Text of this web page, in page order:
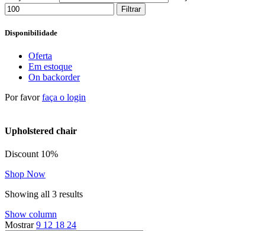
Filtrar
Disponibilidade
Oferta
Em estoque
On backorder
Por favorfaça o login
Upholstered chair
Discount 10%
Shop Now
Showing all 3 results
Show column
Mostrar9 12 18 24